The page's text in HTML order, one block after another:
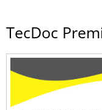
TecDoc